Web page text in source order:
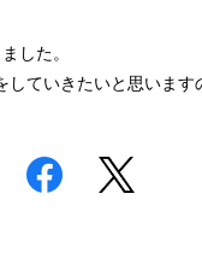
した。
ていきたいと思います